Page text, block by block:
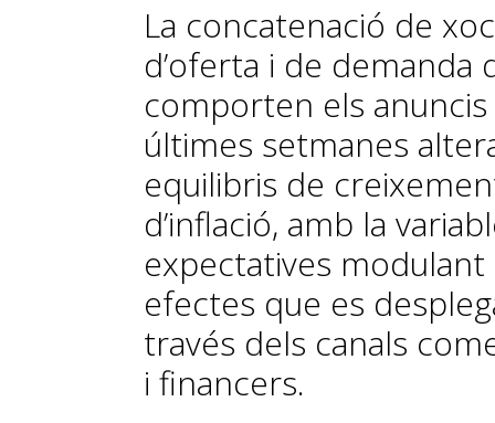
La concatenació de
d’oferta i de demanda
comporten els
últimes setmanes
equilibris de
d’inflació, amb la
expectatives modulant
efectes que es
través dels canals
i financers.